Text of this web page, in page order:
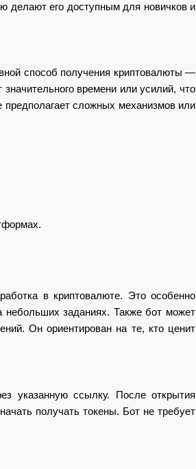
делают его доступным для новичков и
способ получения криптовалюты —
времени или усилий, что
сложных механизмов или
в криптовалюте. Это особенно
небольших заданиях. Также бот может
Он ориентирован на те, кто ценит
указанную ссылку. После открытия
получать токены. Бот не требует